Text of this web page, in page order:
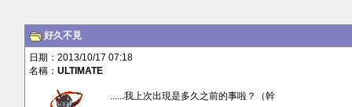
好久不見
日期：2013/10/17 07:18
名稱： ULTIMATE
......我上次出現是多久之前的事啦？（幹